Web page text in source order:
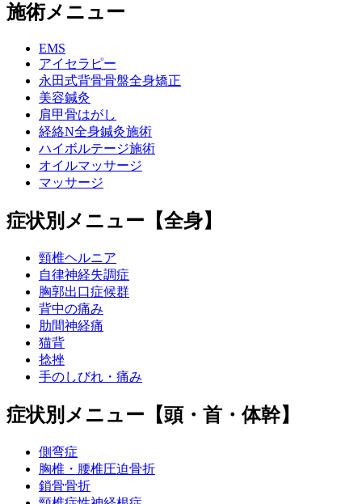
施術メニュー
EMS
アイセラピー
永田式背骨骨盤全身矯正
美容鍼灸
肩甲骨はがし
経絡N全身鍼灸施術
ハイボルテージ施術
オイルマッサージ
マッサージ
症状別メニュー【全身】
頸椎ヘルニア
自律神経失調症
胸郭出口症候群
背中の痛み
肋間神経痛
猫背
捻挫
手のしびれ・痛み
症状別メニュー【頭・首・体幹】
側弯症
胸椎・腰椎圧迫骨折
鎖骨骨折